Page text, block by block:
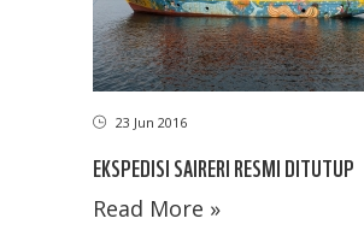
23 Jun 2016
EKSPEDISI SAIRERI RESMI DITUTUP
Read More »